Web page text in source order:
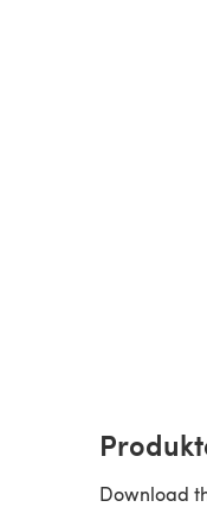
Download